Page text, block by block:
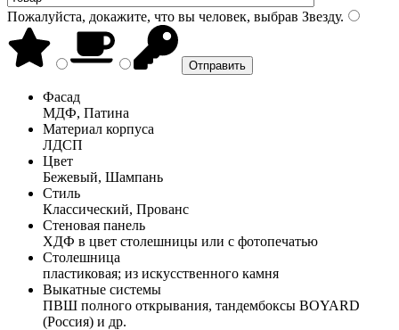
Пожалуйста, докажите, что вы человек, выбрав Звезду.
Фасад
МДФ, Патина
Материал корпуса
ЛДСП
Цвет
Бежевый, Шампань
Стиль
Классический, Прованс
Стеновая панель
ХДФ в цвет столешницы или с фотопечатью
Столешница
пластиковая; из искусственного камня
Выкатные системы
ПВШ полного открывания, тандембоксы BOYARD
(Россия) и др.